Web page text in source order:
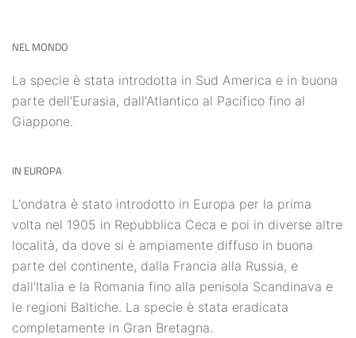
NEL MONDO
La specie è stata introdotta in Sud America e in buona
parte dell'Eurasia, dall'Atlantico al Pacifico fino al
Giappone.
IN EUROPA
L'ondatra è stato introdotto in Europa per la prima
volta nel 1905 in Repubblica Ceca e poi in diverse altre
località, da dove si è ampiamente diffuso in buona
parte del continente, dalla Francia alla Russia, e
dall'Italia e la Romania fino alla penisola Scandinava e
le regioni Baltiche. La specie è stata eradicata
completamente in Gran Bretagna.